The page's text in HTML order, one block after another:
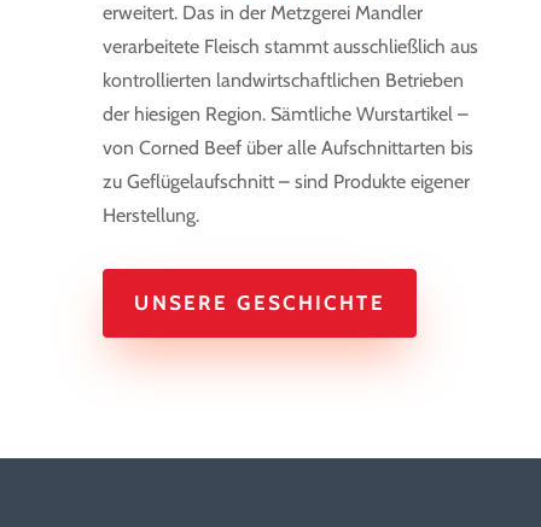
erweitert. Das in der Metzgerei Mandler
verarbeitete Fleisch stammt ausschließlich aus
kontrollierten landwirtschaftlichen Betrieben
der hiesigen Region. Sämtliche Wurstartikel –
von Corned Beef über alle Aufschnittarten bis
zu Geflügelaufschnitt – sind Produkte eigener
Herstellung.
UNSERE GESCHICHTE